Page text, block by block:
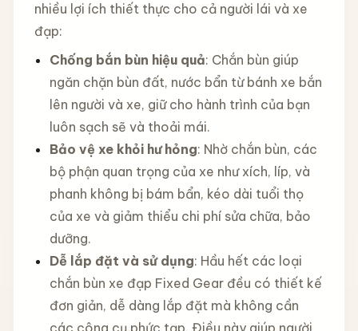
nhiều lợi ích thiết thực cho cả người lái và xe
đạp:
Chống bắn bùn hiệu quả: Chắn bùn giúp
ngăn chặn bùn đất, nước bẩn từ bánh xe bắn
lên người và xe, giữ cho hành trình của bạn
luôn sạch sẽ và thoải mái.
Bảo vệ xe khỏi hư hỏng: Nhờ chắn bùn, các
bộ phận quan trọng của xe như xích, líp, và
phanh không bị bám bẩn, kéo dài tuổi thọ
của xe và giảm thiểu chi phí sửa chữa, bảo
dưỡng.
Dễ lắp đặt và sử dụng: Hầu hết các loại
chắn bùn xe đạp Fixed Gear đều có thiết kế
đơn giản, dễ dàng lắp đặt mà không cần
các công cụ phức tạp. Điều này giúp người